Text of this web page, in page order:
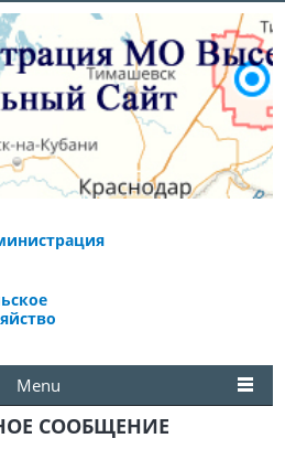
Menu
СООБЩЕНИЕ